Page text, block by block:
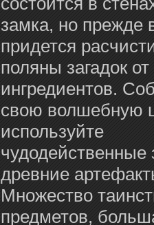
замка, но прежде
придется
поляны загадок
ингредиентов.
свою волшебную
используйте
чудодейственные
древние
Множество
предметов,